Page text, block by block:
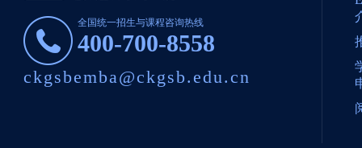
全国统一招生与课程咨询热线
400-700-8558
ckgsbemba@ckgsb.edu.cn